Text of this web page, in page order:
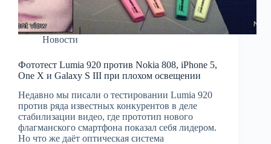
Новости
Фототест Lumia 920 против Nokia 808, iPhone 5,
One X и Galaxy S III при плохом освещении
Недавно мы писали о тестировании Lumia 920
против ряда известных конкурентов в деле
стабилизации видео, где прототип нового
флагманского смартфона показал себя лидером.
Но что же даёт оптическая система